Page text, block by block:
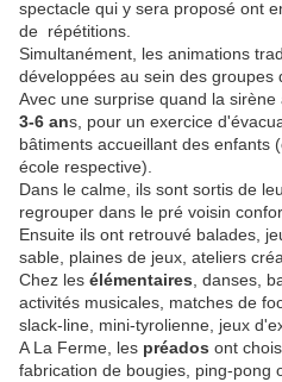
spectacle qui y sera proposé ont
de répétitions.
Simultanément, les animations
développées au sein des groupes
Avec une surprise quand la
3-6 ans, pour un exercice
bâtiments accueillant des enfants
école respective).
Dans le calme, ils sont sortis de
regrouper dans le pré voisin
Ensuite ils ont retrouvé balades,
sable, plaines de jeux, ateliers
Chez les élémentaires , danses,
activités musicales, matches de
slack-line, mini-tyrolienne, jeux
A La Ferme, les préados ont
fabrication de bougies, ping-pong